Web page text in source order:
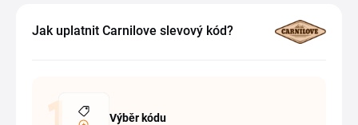
Jak uplatnit Carnilove slevový kód?
Výběr kódu